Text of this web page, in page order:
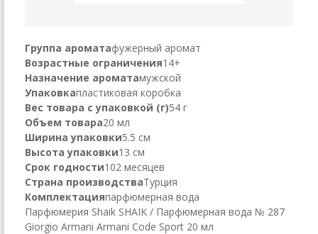
Группа ароматафужерный аромат
Возрастные ограничения14+
Назначение ароматамужской
Упаковкапластиковая коробка
Вес товара с упаковкой (г)54 г
Объем товара20 мл
Ширина упаковки5.5 см
Высота упаковки13 см
Срок годности102 месяцев
Страна производстваТурция
Комплектацияпарфюмерная вода
Парфюмерия Shaik SHAIK / Парфюмерная вода № 287
Giorgio Armani Armani Code Sport 20 мл